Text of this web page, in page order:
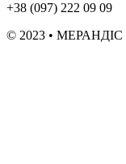
+38 (097) 222 09 09
© 2023 • МЕРАНДІС